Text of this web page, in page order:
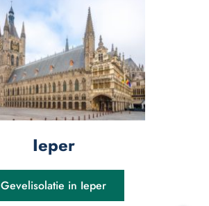
Ieper
Gevelisolatie in Ieper